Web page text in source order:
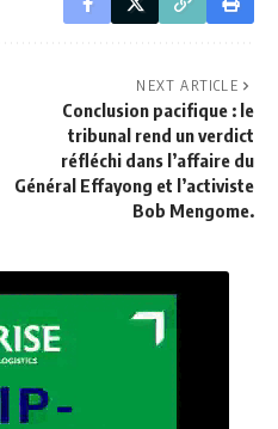
NEXT ARTICLE
Conclusion pacifique : le
tribunal rend un verdict
réfléchi dans l’affaire du
Général Effayong et l’activiste
Bob Mengome.